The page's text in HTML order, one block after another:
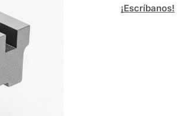
¡Escríbanos!